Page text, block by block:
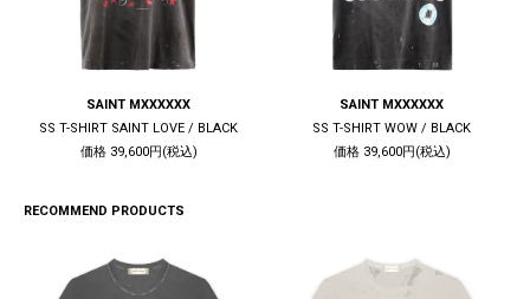
SAINT MXXXXXX
SS T-SHIRT SAINT LOVE / BLACK
価格 39,600円(税込)
SAINT MXXXXXX
SS T-SHIRT WOW / BLACK
価格 39,600円(税込)
RECOMMEND PRODUCTS